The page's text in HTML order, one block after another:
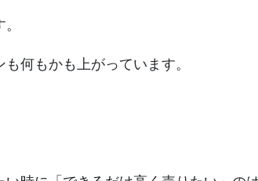
何もかも上がっています。